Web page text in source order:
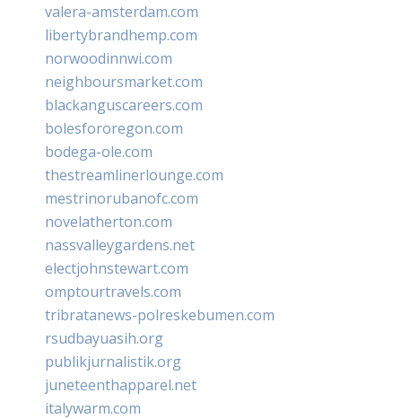
valera-amsterdam.com
libertybrandhemp.com
norwoodinnwi.com
neighboursmarket.com
blackanguscareers.com
bolesfororegon.com
bodega-ole.com
thestreamlinerlounge.com
mestrinorubanofc.com
novelatherton.com
nassvalleygardens.net
electjohnstewart.com
omptourtravels.com
tribratanews-polreskebumen.com
rsudbayuasih.org
publikjurnalistik.org
juneteenthapparel.net
italywarm.com